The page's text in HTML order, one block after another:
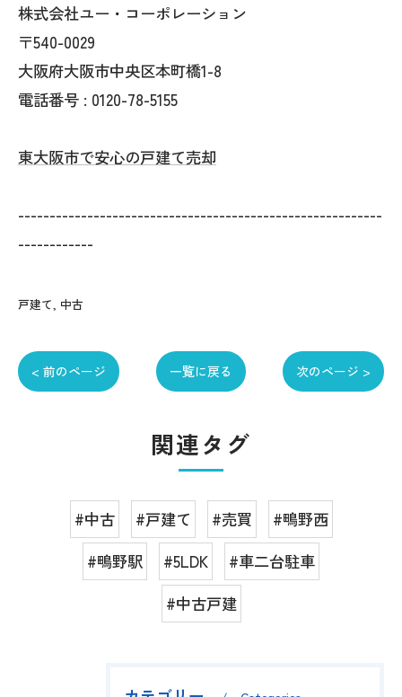
株式会社ユー・コーポレーション
〒540-0029
大阪府大阪市中央区本町橋1-8
電話番号 : 0120-78-5155
東大阪市で安心の戸建て売却
----------------------------------------------------------
------------
戸建て 中古
< 前のページ 一覧に戻る 次のページ >
関連タグ
#中古 #戸建て #売買
#鴫野西
#鴫野駅
#5LDK
#車二台駐車
#中古戸建